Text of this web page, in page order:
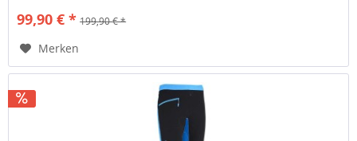
99,90 € * 199,90 € *
Merken